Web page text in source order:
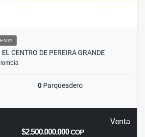
CENTRO DE PEREIRA GRANDE
0 Parqueadero
Venta
$2.500.000.000COP